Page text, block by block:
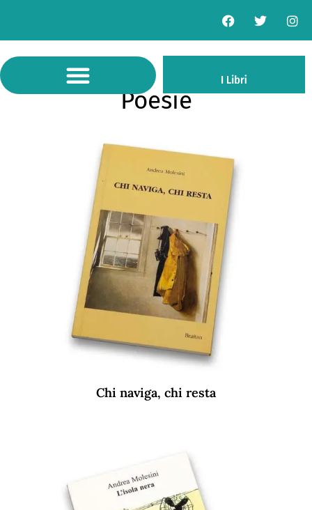
Poesie
Chi naviga, chi resta